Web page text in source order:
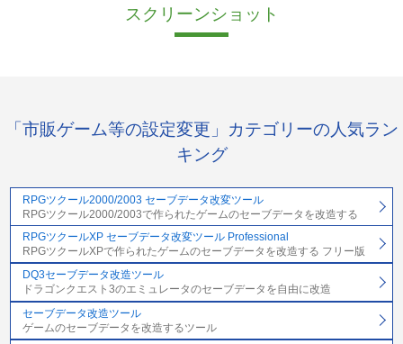
スクリーンショット
「市販ゲーム等の設定変更」カテゴリーの人気ラン
キング
RPGツクール2000/2003 セーブデータ改変ツール
RPGツクール2000/2003で作られたゲームのセーブデータを改造する
RPGツクールXP セーブデータ改変ツール Professional
RPGツクールXPで作られたゲームのセーブデータを改造する フリー版
DQ3セーブデータ改造ツール
ドラゴンクエスト3のエミュレータのセーブデータを自由に改造
セーブデータ改造ツール
ゲームのセーブデータを改造するツール